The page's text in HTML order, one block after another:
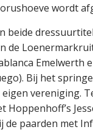
wordt
beide
de
Emelwerth
Bij het
vereniging.
Hoppenhoff’s
de paarden met